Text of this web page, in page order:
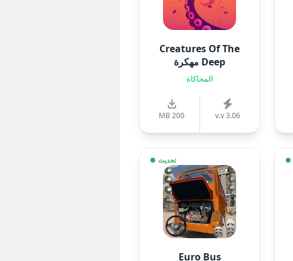
Creatures Of The
Deep مهكرة
المحاكاة
v.v 3.06
200 MB
تحديث
Euro Bus